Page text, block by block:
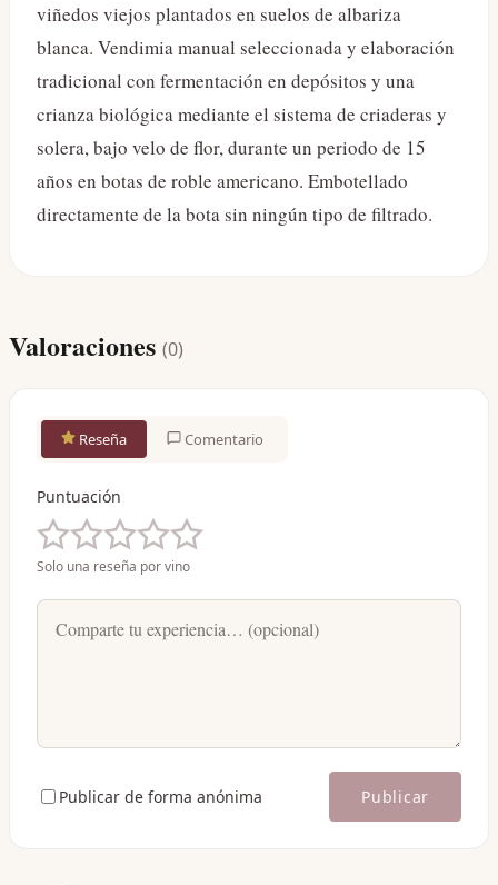
viñedos viejos plantados en suelos de albariza
blanca. Vendimia manual seleccionada y elaboración
tradicional con fermentación en depósitos y una
crianza biológica mediante el sistema de criaderas y
solera, bajo velo de flor, durante un periodo de 15
años en botas de roble americano. Embotellado
directamente de la bota sin ningún tipo de filtrado.
Valoraciones (0)
Reseña Comentario
Puntuación
Solo una reseña por vino
Publicar de forma anónima Publicar